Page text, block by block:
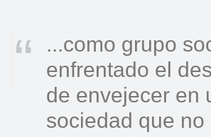
...como grupo
enfrentado el
de envejecer en
sociedad que no